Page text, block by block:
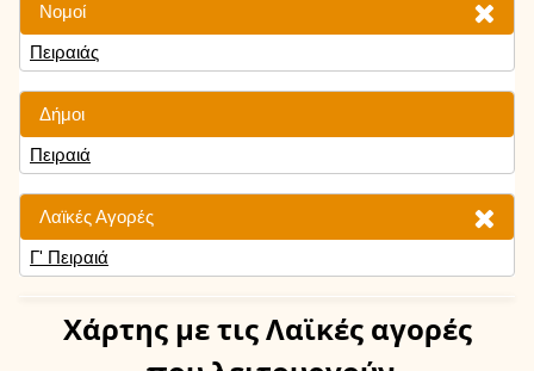
Νομοί
Πειραιάς
Δήμοι
Πειραιά
Λαϊκές Αγορές
Γ' Πειραιά
Χάρτης με τις Λαϊκές αγορές